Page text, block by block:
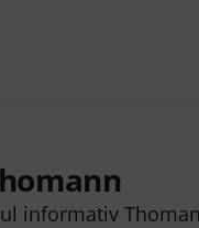
informativ